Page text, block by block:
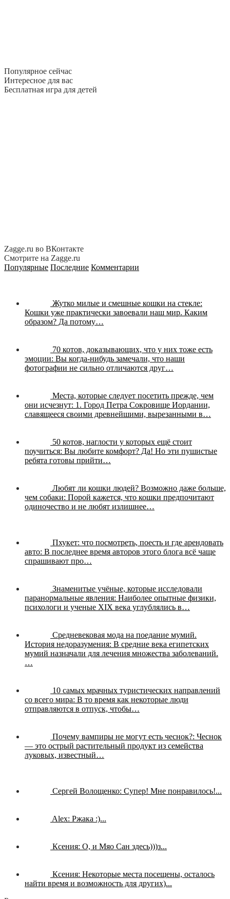
Популярное сейчас
Интересное для вас
Бесплатная игра для детей
Zagge.ru во ВКонтакте
Смотрите на Zagge.ru
Популярные Последние Комментарии
Жутко милые и смешные кошки на стекле:
Кошки уже практически завоевали наш мир. Каким
образом? Да потому…
70 котов, доказывающих, что у них тоже есть
эмоции: Вы когда-нибудь замечали, что наши
фотографии не сильно отличаются друг…
Места, которые следует посетить прежде, чем
они исчезнут: 1. Город Петра Сокровище Иордании,
славящееся своими древнейшими, вырезанными в…
50 котов, наглости у которых ещё стоит
поучиться: Вы любите комфорт? Да! Но эти пушистые
ребята готовы прийти…
Любят ли кошки людей? Возможно даже больше,
чем собаки: Порой кажется, что кошки предпочитают
одиночество и не любят излишнее…
Пхукет: что посмотреть, поесть и где арендовать
авто: В последнее время авторов этого блога всё чаще
спрашивают про…
Знаменитые учёные, которые исследовали
паранормальные явления: Наиболее опытные физики,
психологи и ученые XIX века углублялись в…
Средневековая мода на поедание мумий.
История недоразумения: В средние века египетских
мумий назначали для лечения множества заболеваний.
…
10 самых мрачных туристических направлений
со всего мира: В то время как некоторые люди
отправляются в отпуск, чтобы…
Почему вампиры не могут есть чеснок?: Чеснок
— это острый растительный продукт из семейства
луковых, известный…
Сергей Волощенко: Супер! Мне понравилось!...
Alex: Ржака :)...
Ксения: О, и Мяо Сан здесь)))з...
Ксения: Некоторые места посещены, осталось
найти время и возможность для других)...